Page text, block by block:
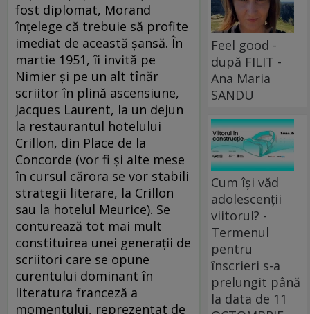
fost diplomat, Morand
înţelege că trebuie să profite
imediat de această şansă. În
martie 1951, îi invită pe
Nimier şi pe un alt tînăr
scriitor în plină ascensiune,
Jacques Laurent, la un dejun
la restaurantul hotelului
Crillon, din Place de la
Concorde (vor fi şi alte mese
în cursul cărora se vor stabili
strategii literare, la Crillon
sau la hotelul Meurice). Se
conturează tot mai mult
constituirea unei generaţii de
scriitori care se opune
curentului dominant în
literatura franceză a
momentului, reprezentat de
Feel good -
după FILIT -
Ana Maria
SANDU
Cum își văd
adolescenții
viitorul? -
Termenul
pentru
înscrieri s-a
prelungit până
la data de 11